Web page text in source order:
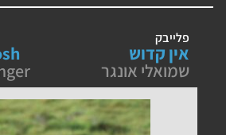
פלייבק
אין קדוש
שמואלי אונגר